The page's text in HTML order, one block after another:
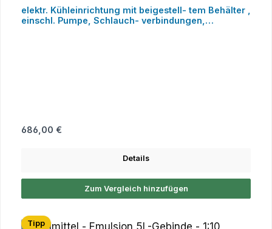
elektr. Kühleinrichtung mit beigestell- tem Behälter ,
einschl. Pumpe, Schlauch- verbindungen,
Regulärer Preis:
686,00 €
Details
Zum Vergleich hinzufügen
Tipp